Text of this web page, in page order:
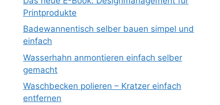
Printprodukte
Badewannentisch selber bauen simpel und
einfach
Wasserhahn anmontieren einfach selber
gemacht
Waschbecken polieren – Kratzer einfach
entfernen